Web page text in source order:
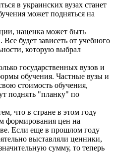
в украинских вузах станет
может подняться на
наценка может быть
будет зависеть от учебного
которую выбрал
государственных вузов и
обучения. Частные вузы и
стоимость обучения,
поднять "планку" по
что в стране в этом году
формирования цен на
Если еще в прошлом году
выставляли ценники,
сумму, то теперь